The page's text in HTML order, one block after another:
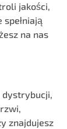
jakości,
na nas
dystrybucji,
znajdujesz